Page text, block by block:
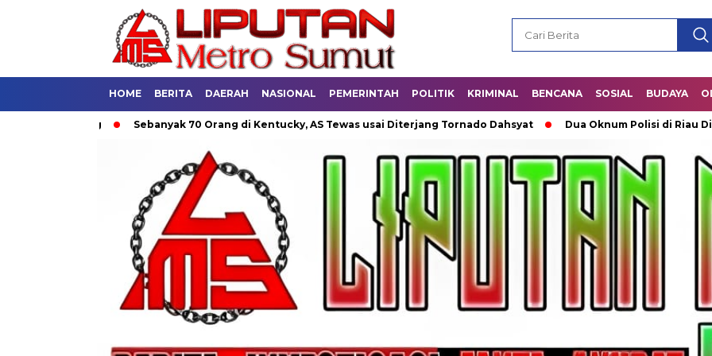
HOME BERITA DAERAH NASIONAL PEMERINTAH POLITIK KRIMINAL BENCANA SOSIAL BUDAYA
Sebanyak 70 Orang di Kentucky, AS Tewas usai Diterjang Tornado Dahsyat Dua Oknum Polisi di Riau Dicopot